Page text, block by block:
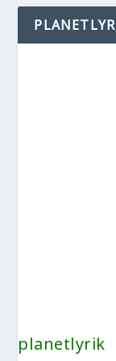
planetlyrik